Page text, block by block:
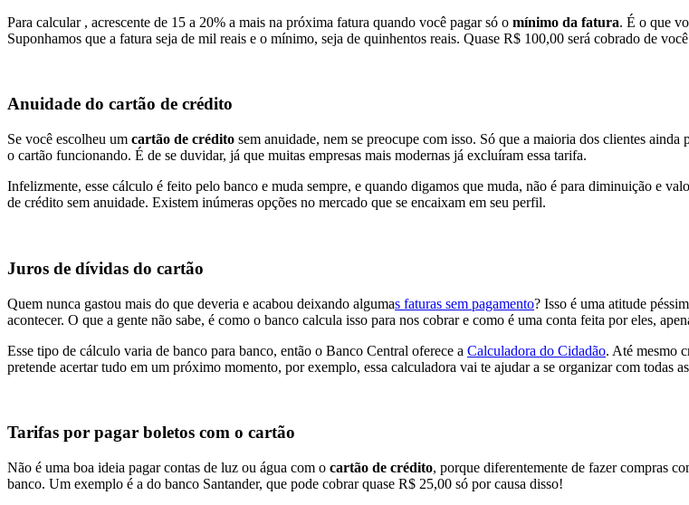
Para calcular , acrescente de 15 a 20% a mais na próxima fatura quando você pagar só o mínimo da fatura. É o que
Suponhamos que a fatura seja de mil reais e o mínimo, seja de quinhentos reais. Quase R$ 100,00 será cobrado de
Anuidade do cartão de crédito
Se você escolheu um cartão de crédito sem anuidade, nem se preocupe com isso. Só que a maioria dos clientes
o cartão funcionando. É de se duvidar, já que muitas empresas mais modernas já excluíram essa tarifa.
Infelizmente, esse cálculo é feito pelo banco e muda sempre, e quando digamos que muda, não é para diminuição e
de crédito sem anuidade. Existem inúmeras opções no mercado que se encaixam em seu perfil.
Juros de dívidas do cartão
Quem nunca gastou mais do que deveria e acabou deixando algumas faturas sem pagamento? Isso é uma atitude
acontecer. O que a gente não sabe, é como o banco calcula isso para nos cobrar e como é uma conta feita por eles,
Esse tipo de cálculo varia de banco para banco, então o Banco Central oferece a Calculadora do Cidadão. Até mesmo
pretende acertar tudo em um próximo momento, por exemplo, essa calculadora vai te ajudar a se organizar com todas
Tarifas por pagar boletos com o cartão
Não é uma boa ideia pagar contas de luz ou água com o cartão de crédito, porque diferentemente de fazer compras
banco. Um exemplo é a do banco Santander, que pode cobrar quase R$ 25,00 só por causa disso!